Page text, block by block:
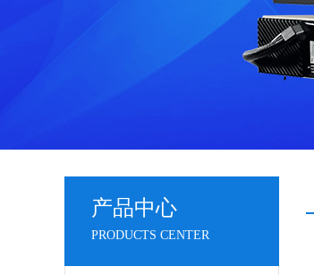
产品中心
PRODUCTS CENTER